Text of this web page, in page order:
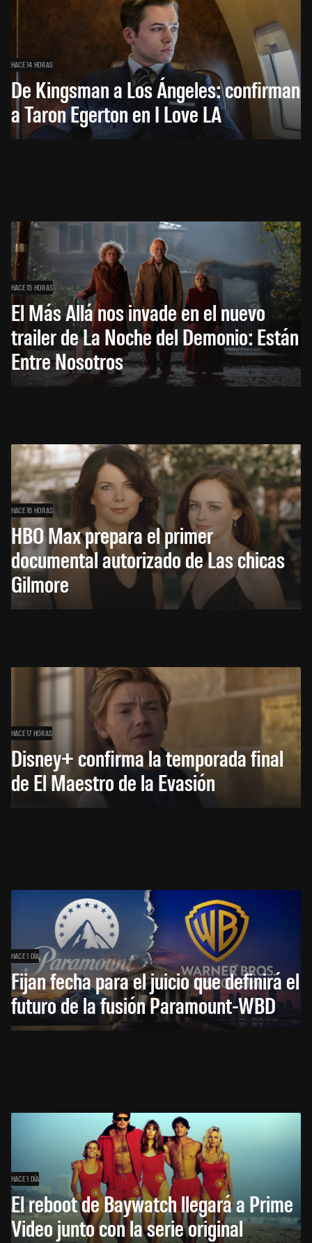
HACE 14 HORAS
De Kingsman a Los Ángeles: confirman
a Taron Egerton en I Love LA
HACE 15 HORAS
El Más Allá nos invade en el nuevo
trailer de La Noche del Demonio: Están
Entre Nosotros
HACE 16 HORAS
HBO Max prepara el primer
documental autorizado de Las chicas
Gilmore
HACE 17 HORAS
Disney+ confirma la temporada final
de El Maestro de la Evasión
HACE 1 DÍA
Fijan fecha para el juicio que definirá el
futuro de la fusión Paramount-WBD
HACE 1 DÍA
El reboot de Baywatch llegará a Prime
Video junto con la serie original